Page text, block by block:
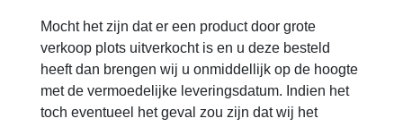
Mocht het zijn dat er een product door grote
verkoop plots uitverkocht is en u deze besteld
heeft dan brengen wij u onmiddellijk op de hoogte
met de vermoedelijke leveringsdatum. Indien het
toch eventueel het geval zou zijn dat wij het